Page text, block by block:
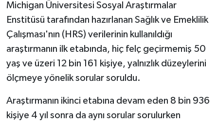
Michigan Üniversitesi Sosyal Araştırmalar
Enstitüsü tarafından hazırlanan Sağlık ve Emeklilik
Çalışması'nın (HRS) verilerinin kullanıldığı
araştırmanın ilk etabında, hiç felç geçirmemiş 50
yaş ve üzeri 12 bin 161 kişiye, yalnızlık düzeylerini
ölçmeye yönelik sorular soruldu.
Araştırmanın ikinci etabına devam eden 8 bin 936
kişiye 4 yıl sonra da aynı sorular sorulurken
Bingöl Müftülüğü
Bitlis Müftülüğü
Burdur Müftülüğü
Aile
Sağlık
Ekonomi